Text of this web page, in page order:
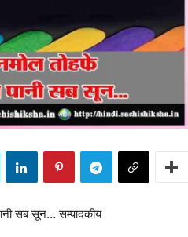
सब सून… सम्पादकीय